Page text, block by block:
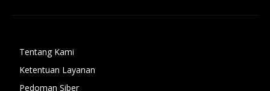
Tentang Kami
Ketentuan Layanan
Pedoman Siber